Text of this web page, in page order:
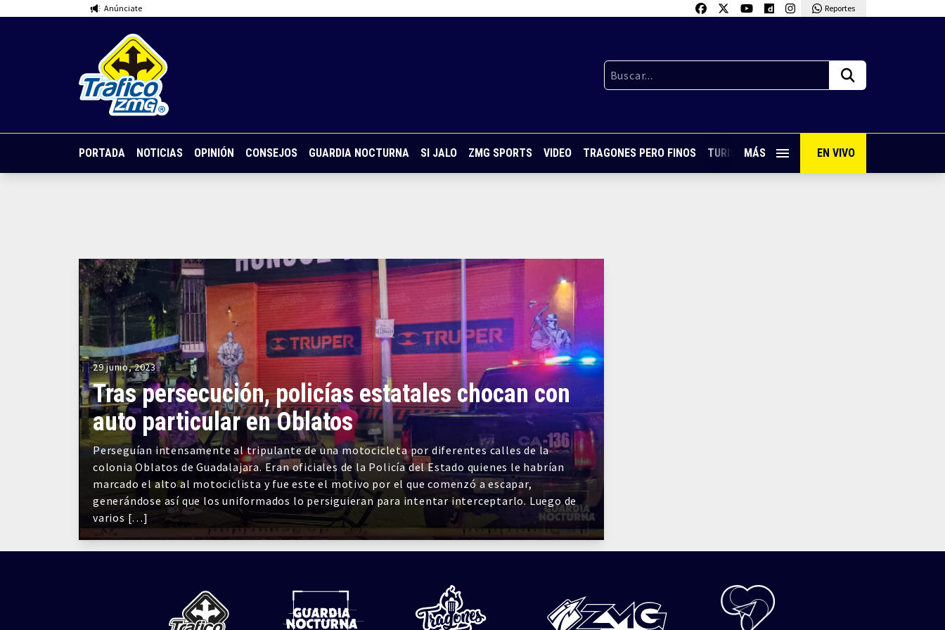
Anúnciate Reportes
PORTADA NOTICIAS OPINIÓN CONSEJOS GUARDIA NOCTURNA SI JALO ZMG SPORTS VIDEO TRAGONES PERO FINOS TURISMO CON SABOR VIVE PUERTO VALLARTA
MÁS EN VIVO
29 junio, 2023
Tras persecución, policías estatales chocan con
auto particular en Oblatos
Perseguían intensamente al tripulante de una motocicleta por diferentes calles de la
colonia Oblatos de Guadalajara. Eran oficiales de la Policía del Estado quienes le habrían
marcado el alto al motociclista y fue este el motivo por el que comenzó a escapar,
generándose así que los uniformados lo persiguieran para intentar interceptarlo. Luego de
varios […]